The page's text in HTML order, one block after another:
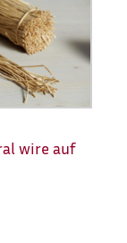
wire auf